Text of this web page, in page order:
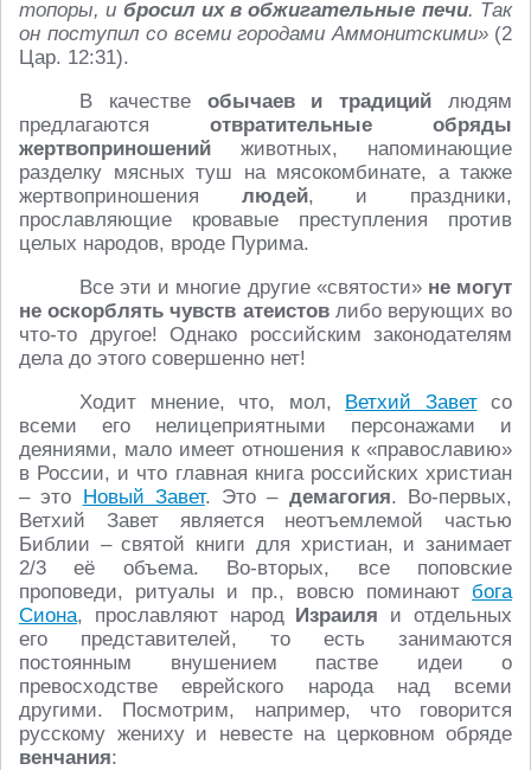
топоры, и бросил их в обжигательные печи. Так
он поступил со всеми городами Аммонитскими»(2
Цар. 12:31).
В качестве обычаев и традиций людям
предлагаются отвратительные обряды
жертвоприношений животных, напоминающие
разделку мясных туш на мясокомбинате, а также
жертвоприношения людей, и праздники,
прославляющие кровавые преступления против
целых народов, вроде Пурима.
Все эти и многие другие «святости» не могут
не оскорблять чувств атеистовлибо верующих во
что-то другое! Однако российским законодателям
дела до этого совершенно нет!
Ходит мнение, что, мол, Ветхий Заветсо
всеми его нелицеприятными персонажами и
деяниями, мало имеет отношения к «православию»
в России, и что главная книга российских христиан
– это Новый Завет. Это – демагогия. Во-первых,
Ветхий Завет является неотъемлемой частью
Библии – святой книги для христиан, и занимает
2/3 её объема. Во-вторых, все поповские
проповеди, ритуалы и пр., вовсю поминают бога
Сиона, прославляют народ Израиля и отдельных
его представителей, то есть занимаются
постоянным внушением пастве идеи о
превосходстве еврейского народа над всеми
другими. Посмотрим, например, что говорится
русскому жениху и невесте на церковном обряде
венчания: